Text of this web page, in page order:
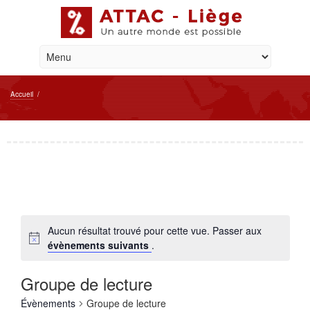
Accueil /
Aucun résultat trouvé pour cette vue. Passer aux
évènements suivants .
Groupe de lecture
Évènements Groupe de lecture